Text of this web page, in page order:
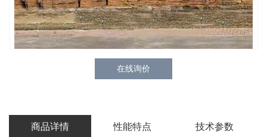
在线询价
商品详情 性能特点 技术参数